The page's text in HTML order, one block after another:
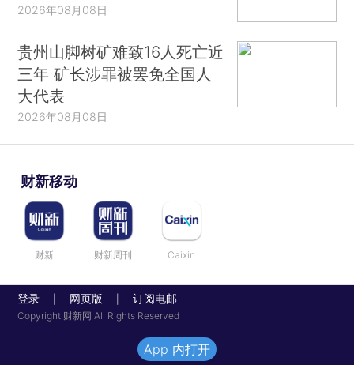
2026年08月08日
贵州山脚树矿难致16人死亡近
三年 矿长涉罪被罢免全国人
大代表
2026年08月08日
财新移动
财新 财新周刊 Caixin
登录 网页版 订阅电邮
Copyright 财新网 All Rights Reserved
App 内打开